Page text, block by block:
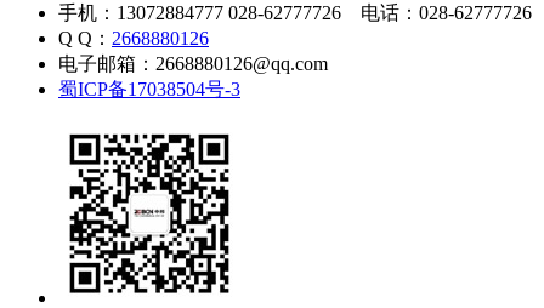
手机：13072884777 028-62777726 电话：028-62777726
Q Q： 2668880126
电子邮箱：2668880126@qq.com
蜀ICP备17038504号-3